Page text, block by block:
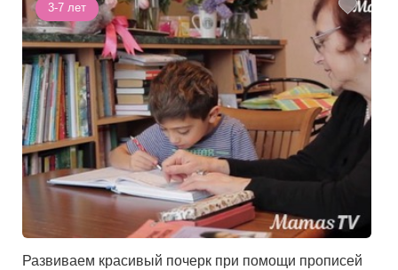
3-7 лет
Развиваем красивый почерк при помощи прописей